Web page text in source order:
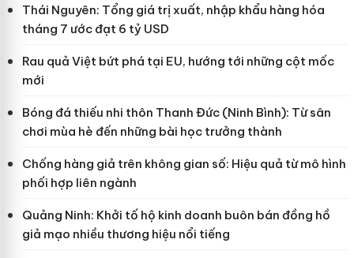
Thái Nguyên: Tổng giá trị xuất, nhập khẩu hàng hóa
tháng 7 ước đạt 6 tỷ USD
Rau quả Việt bứt phá tại EU, hướng tới những cột mốc
mới
Bóng đá thiếu nhi thôn Thanh Đức (Ninh Bình): Từ sân
chơi mùa hè đến những bài học trưởng thành
Chống hàng giả trên không gian số: Hiệu quả từ mô hình
phối hợp liên ngành
Quảng Ninh: Khởi tố hộ kinh doanh buôn bán đồng hồ
giả mạo nhiều thương hiệu nổi tiếng